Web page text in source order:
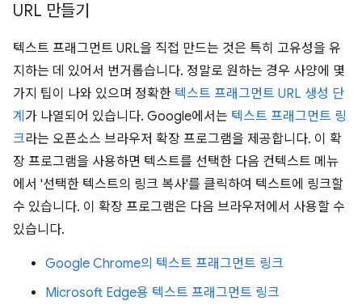
URL 만들기
텍스트 프래그먼트 URL을 직접 만드는 것은 특히 고유성을 유
지하는 데 있어서 번거롭습니다. 정말로 원하는 경우 사양에 몇
가지 팁이 나와 있으며 정확한 텍스트 프래그먼트 URL 생성 단
계 가 나열되어 있습니다. Google에서는 텍스트 프래그먼트 링
크라는 오픈소스 브라우저 확장 프로그램을 제공합니다. 이 확
장 프로그램을 사용하면 텍스트를 선택한 다음 컨텍스트 메뉴
에서 '선택한 텍스트의 링크 복사'를 클릭하여 텍스트에 링크할
수 있습니다. 이 확장 프로그램은 다음 브라우저에서 사용할 수
있습니다.
Google Chrome의 텍스트 프래그먼트 링크
Microsoft Edge용 텍스트 프래그먼트 링크